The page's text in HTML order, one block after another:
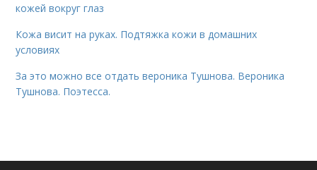
кожей вокруг глаз
Кожа висит на руках. Подтяжка кожи в домашних
условиях
За это можно все отдать вероника Тушнова. Вероника
Тушнова. Поэтесса.